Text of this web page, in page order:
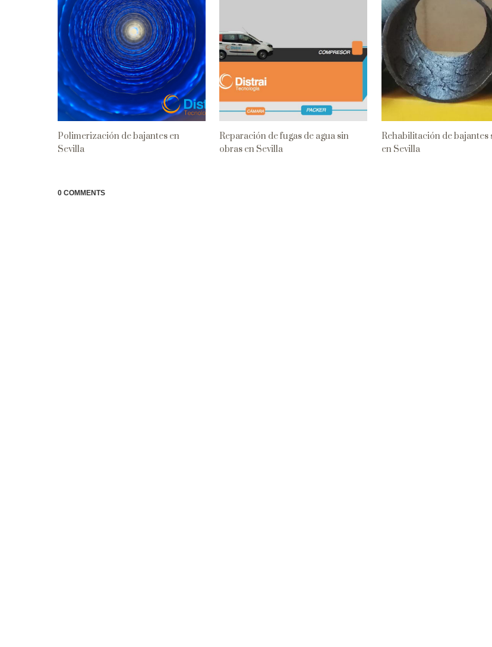
Polimerización de bajantes en
Sevilla
Reparación de fugas de agua sin
obras en Sevilla
Rehabilitación de bajantes
en Sevilla
0 COMMENTS